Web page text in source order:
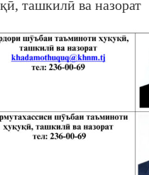
ташкилӣ ва назорат